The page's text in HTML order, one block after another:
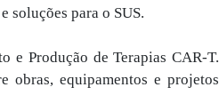
soluções para o SUS.
e Produção de Terapias CAR-T.
obras, equipamentos e projetos